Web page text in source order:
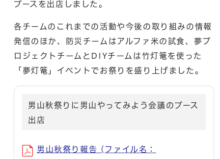
ブースを出店しました。
各チームのこれまでの活動や今後の取り組みの情報
発信のほか、防災チームはアルファ米の試食、夢プ
ロジェクトチームとDIYチームは竹灯篭を使った
「夢灯篭」イベントでお祭りを盛り上げました。
男山秋祭りに男山やってみよう会議のブース
出店
男山秋祭り報告 (ファイル名：